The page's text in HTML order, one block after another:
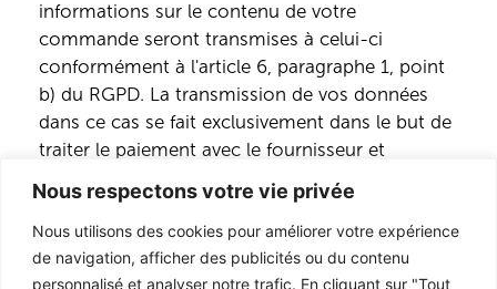
Nous respectons votre vie privée
Nous utilisons des cookies pour améliorer votre expérience
de navigation, afficher des publicités ou du contenu
personnalisé et analyser notre trafic. En cliquant sur "Tout
informations sur le contenu de votre
commande seront transmises à celui-ci
conformément à l'article 6, paragraphe 1, point
b) du RGPD. La transmission de vos données
dans ce cas se fait exclusivement dans le but de
traiter le paiement avec le fournisseur et
uniquement dans la mesure où elle est
nécessaire à cette fin.
Lors de la sélection d'un mode de paiement
pour lequel nous avançons les fonds, vous serez